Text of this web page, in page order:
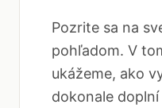
Pozrite sa na
pohľadom. V
ukážeme, ako
dokonale